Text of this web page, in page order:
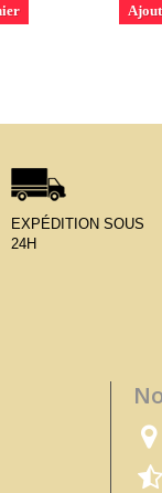
EXPÉDITION SOUS
24H